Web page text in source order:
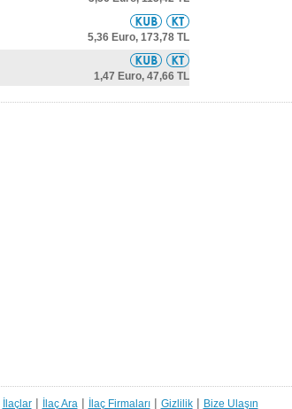
5,36 Euro, 173,78 TL
1,47 Euro, 47,66 TL
İlaçlar| İlaç Ara | İlaç Firmaları| Gizlilik| Bize Ulaşın